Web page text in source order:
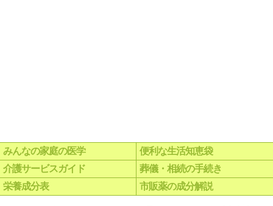
みんなの家庭の医学
便利な生活知恵袋
介護サービスガイド
葬儀・相続の手続き
栄養成分表
市販薬の成分解説